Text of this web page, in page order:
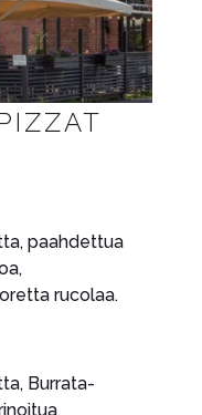
paahdettua
rucolaa.
Burrata-